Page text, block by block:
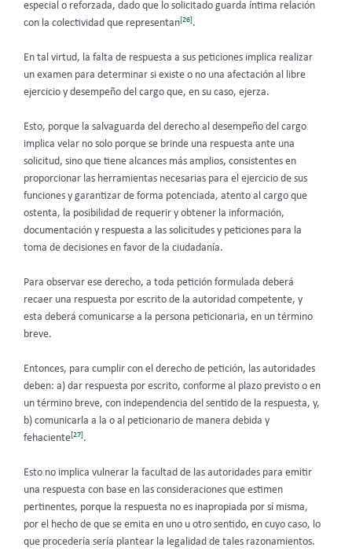
especial o reforzada, dado que lo solicitado guarda íntima relación
con la colectividad que representan[26].
En tal virtud, la falta de respuesta a sus peticiones implica realizar
un examen para determinar si existe o no una afectación al libre
ejercicio y desempeño del cargo que, en su caso, ejerza.
Esto, porque la salvaguarda del derecho al desempeño del cargo
implica velar no solo porque se brinde una respuesta ante una
solicitud, sino que tiene alcances más amplios, consistentes en
proporcionar las herramientas necesarias para el ejercicio de sus
funciones y garantizar de forma potenciada, atento al cargo que
ostenta, la posibilidad de requerir y obtener la información,
documentación y respuesta a las solicitudes y peticiones para la
toma de decisiones en favor de la ciudadanía.
Para observar ese derecho, a toda petición formulada deberá
recaer una respuesta por escrito de la autoridad competente, y
esta deberá comunicarse a la persona peticionaria, en un término
breve.
Entonces, para cumplir con el derecho de petición, las autoridades
deben: a) dar respuesta por escrito, conforme al plazo previsto o en
un término breve, con independencia del sentido de la respuesta, y,
b) comunicarla a la o al peticionario de manera debida y
fehaciente[27].
Esto no implica vulnerar la facultad de las autoridades para emitir
una respuesta con base en las consideraciones que estimen
pertinentes, porque la respuesta no es inapropiada por sí misma,
por el hecho de que se emita en uno u otro sentido, en cuyo caso, lo
que procedería sería plantear la legalidad de tales razonamientos.